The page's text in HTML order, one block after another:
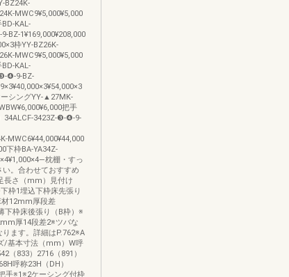
BZ24K-
MWC9¥5,000¥5,000
KAL-
BZ-1¥169,000¥208,000
枠YY-BZ26K-
MWC9¥5,000¥5,000
KAL-
❹-9-BZ-
ーシングYY-▲27MK-
把手
34ALCF-3423Z-❸-❹-9-
MWC6¥44,000¥44,000
下枠BA-YA34Z-
枕棚・すっ
い。合わせておすすめ
さ（mm）見付け
枠1埋込下枠床先張り
材12mm厚段差
下枠床後張り（B枠）※
厚14段差2※ツバな
ます。詳細はP.762※A
/基本寸法（mm）W呼
（833）2716（891）
呼称23H（DH）
手※1※2ケーシング付枠